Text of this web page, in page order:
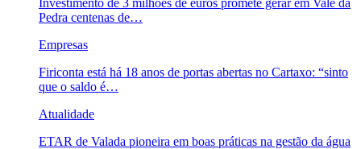
Investimento de 3 milhões de euros promete gerar em Vale da
Pedra centenas de…
Empresas
Firiconta está há 18 anos de portas abertas no Cartaxo: “sinto
que o saldo é…
Atualidade
ETAR de Valada pioneira em boas práticas na gestão da água